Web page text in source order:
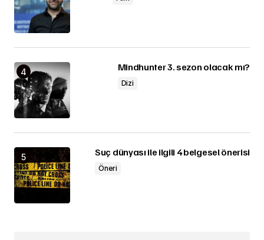
Mindhunter 3. sezon olacak mı?
Dizi
Suç dünyası ile ilgili 4 belgesel önerisi
Öneri